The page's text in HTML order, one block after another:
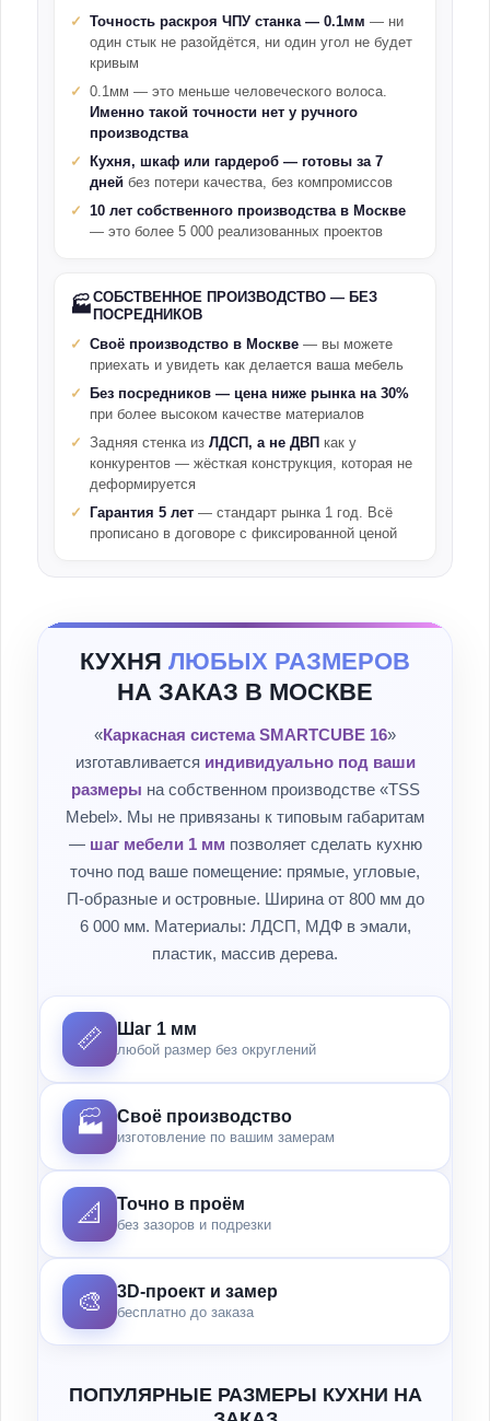
Точность раскроя ЧПУ станка — 0.1мм — ни
один стык не разойдётся, ни один угол не будет
кривым
0.1мм — это меньше человеческого волоса.
Именно такой точности нет у ручного
производства
Кухня, шкаф или гардероб — готовы за 7
дней без потери качества, без компромиссов
10 лет собственного производства в Москве
— это более 5 000 реализованных проектов
🏭СОБСТВЕННОЕ ПРОИЗВОДСТВО — БЕЗ
ПОСРЕДНИКОВ
Своё производство в Москве — вы можете
приехать и увидеть как делается ваша мебель
Без посредников — цена ниже рынка на 30%
при более высоком качестве материалов
Задняя стенка из ЛДСП, а не ДВП как у
конкурентов — жёсткая конструкция, которая не
деформируется
Гарантия 5 лет — стандарт рынка 1 год. Всё
прописано в договоре с фиксированной ценой
КУХНЯ ЛЮБЫХ РАЗМЕРОВ
НА ЗАКАЗ В МОСКВЕ
«Каркасная система SMARTCUBE 16»
изготавливается индивидуально под ваши
размеры на собственном производстве «TSS
Mebel». Мы не привязаны к типовым габаритам
— шаг мебели 1 мм позволяет сделать кухню
точно под ваше помещение: прямые, угловые,
П-образные и островные. Ширина от 800 мм до
6 000 мм. Материалы: ЛДСП, МДФ в эмали,
пластик, массив дерева.
📏 Шаг 1 мм
любой размер без округлений
🏭 Своё производство
изготовление по вашим замерам
📐 Точно в проём
без зазоров и подрезки
🎨 3D-проект и замер
бесплатно до заказа
ПОПУЛЯРНЫЕ РАЗМЕРЫ КУХНИ НА